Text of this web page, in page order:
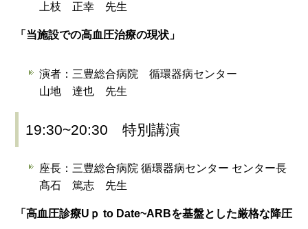
上枝 正幸 先生
「当施設での高血圧治療の現状」
演者：三豊総合病院 循環器病センター
山地 達也 先生
19:30~20:30 特別講演
座長：三豊総合病院 循環器病センター センター長
髙石 篤志 先生
「高血圧診療Uｐ to Date~ARBを基盤とした厳格な降圧